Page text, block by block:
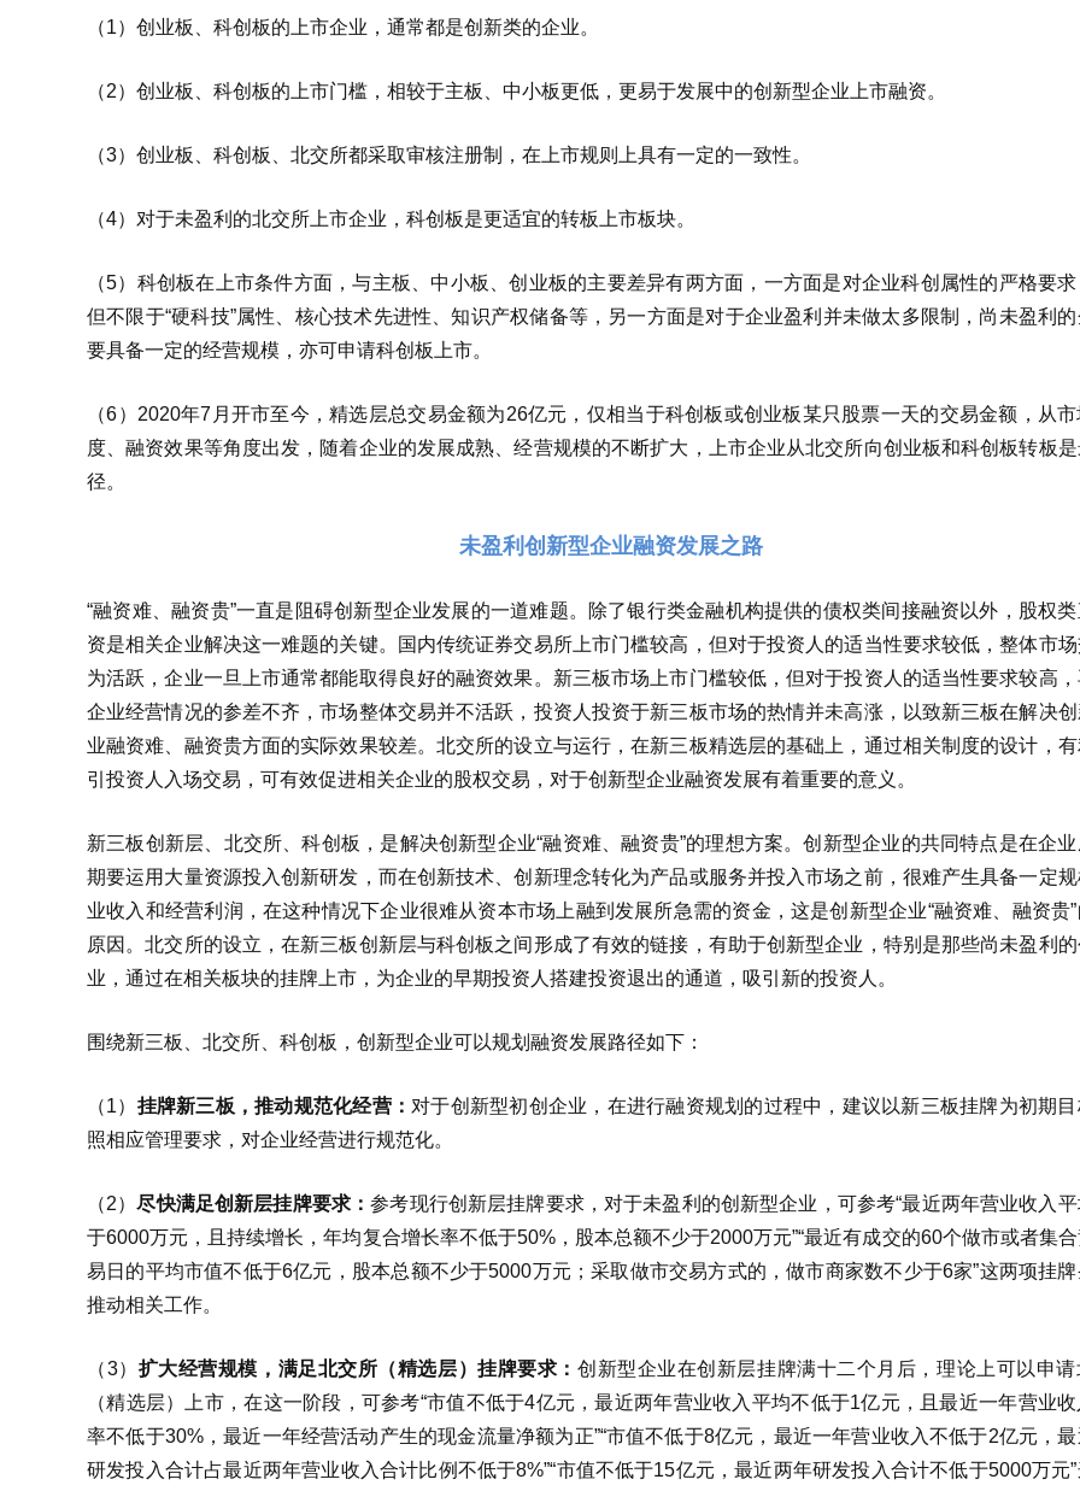
（1）创业板、科创板的上市企业，通常都是创新类的企业。
（2）创业板、科创板的上市门槛，相较于主板、中小板更低，更易于发展中的创新型企业上市融资。
（3）创业板、科创板、北交所都采取审核注册制，在上市规则上具有一定的一致性。
（4）对于未盈利的北交所上市企业，科创板是更适宜的转板上市板块。
（5）科创板在上市条件方面，与主板、中小板、创业板的主要差异有两方面，一方面是对企业科创属性的严格要
但不限于“硬科技”属性、核心技术先进性、知识产权储备等，另一方面是对于企业盈利并未做太多限制，尚未盈利
要具备一定的经营规模，亦可申请科创板上市。
（6）2020年7月开市至今，精选层总交易金额为26亿元，仅相当于科创板或创业板某只股票一天的交易金额，从
度、融资效果等角度出发，随着企业的发展成熟、经营规模的不断扩大，上市企业从北交所向创业板和科创板转板
径。
未盈利创新型企业融资发展之路
“融资难、融资贵”一直是阻碍创新型企业发展的一道难题。除了银行类金融机构提供的债权类间接融资以外，股权
资是相关企业解决这一难题的关键。国内传统证券交易所上市门槛较高，但对于投资人的适当性要求较低，整体市
为活跃，企业一旦上市通常都能取得良好的融资效果。新三板市场上市门槛较低，但对于投资人的适当性要求较高
企业经营情况的参差不齐，市场整体交易并不活跃，投资人投资于新三板市场的热情并未高涨，以致新三板在解决
业融资难、融资贵方面的实际效果较差。北交所的设立与运行，在新三板精选层的基础上，通过相关制度的设计，
引投资人入场交易，可有效促进相关企业的股权交易，对于创新型企业融资发展有着重要的意义。
新三板创新层、北交所、科创板，是解决创新型企业“融资难、融资贵”的理想方案。创新型企业的共同特点是在企
期要运用大量资源投入创新研发，而在创新技术、创新理念转化为产品或服务并投入市场之前，很难产生具备一定
业收入和经营利润，在这种情况下企业很难从资本市场上融到发展所急需的资金，这是创新型企业“融资难、融资贵
原因。北交所的设立，在新三板创新层与科创板之间形成了有效的链接，有助于创新型企业，特别是那些尚未盈利
业，通过在相关板块的挂牌上市，为企业的早期投资人搭建投资退出的通道，吸引新的投资人。
围绕新三板、北交所、科创板，创新型企业可以规划融资发展路径如下：
（1） 挂牌新三板，推动规范化经营： 对于创新型初创企业，在进行融资规划的过程中，建议以新三板挂牌为初期
照相应管理要求，对企业经营进行规范化。
（2）尽快满足创新层挂牌要求：参考现行创新层挂牌要求，对于未盈利的创新型企业，可参考“最近两年营业收入
于6000万元，且持续增长，年均复合增长率不低于50%，股本总额不少于2000万元”“最近有成交的60个做市或者集
易日的平均市值不低于6亿元，股本总额不少于5000万元；采取做市交易方式的，做市商家数不少于6家”这两项挂
推动相关工作。
（3） 扩大经营规模，满足北交所（精选层）挂牌要求： 创新型企业在创新层挂牌满十二个月后，理论上可以申
（精选层）上市，在这一阶段，可参考“市值不低于4亿元，最近两年营业收入平均不低于1亿元，且最近一年营业
率不低于30%，最近一年经营活动产生的现金流量净额为正”“市值不低于8亿元，最近一年营业收入不低于2亿元，
研发投入合计占最近两年营业收入合计比例不低于8%”“市值不低于15亿元，最近两年研发投入合计不低于5000万元